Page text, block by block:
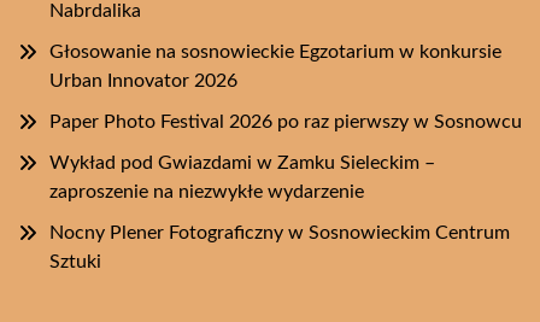
Nabrdalika
Głosowanie na sosnowieckie Egzotarium w konkursie
Urban Innovator 2026
Paper Photo Festival 2026 po raz pierwszy w Sosnowcu
Wykład pod Gwiazdami w Zamku Sieleckim –
zaproszenie na niezwykłe wydarzenie
Nocny Plener Fotograficzny w Sosnowieckim Centrum
Sztuki